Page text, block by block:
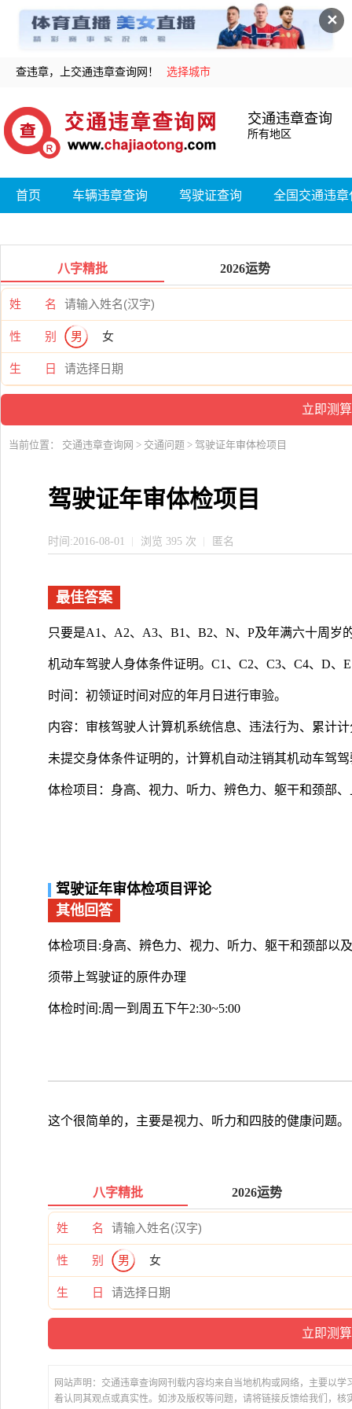
✕
查违章，上交通违章查询网！ 选择城市
交通违章查询
所有地区
首页 车辆违章查询 驾驶证查询 全国交通违
八字精批 2026运势
姓 名
性 别 男 女
生 日
当前位置： 交通违章查询网 > 交通问题 > 驾驶证年审体检项目
驾驶证年审体检项目
时间:2016-08-01 浏览 395 次 匿名
最佳答案
只要是A1、A2、A3、B1、B2、N、P及年满六十周岁
机动车驾驶人身体条件证明。C1、C2、C3、C4、D、
时间：初领证时间对应的年月日进行审验。
内容：审核驾驶人计算机系统信息、违法行为、累计
未提交身体条件证明的，计算机自动注销其机动车驾
体检项目：身高、视力、听力、辨色力、躯干和颈部
驾驶证年审体检项目评论
其他回答
体检项目:身高、辨色力、视力、听力、躯干和颈部以
须带上驾驶证的原件办理
体检时间:周一到周五下午2:30~5:00
这个很简单的，主要是视力、听力和四肢的健康问题。
八字精批 2026运势
姓 名
性 别 男 女
生 日
网站声明：交通违章查询网刊载内容均来自当地机构或网络，主要以
着认同其观点或真实性。如涉及版权等问题，请将链接反馈给我们，核